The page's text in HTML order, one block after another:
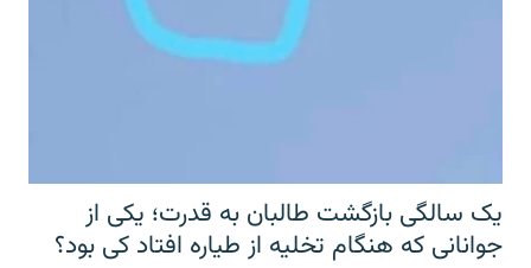
یک سالگی بازگشت طالبان به قدرت؛ یکی از
جوانانی که هنگام تخلیه از طیاره افتاد کی بود؟